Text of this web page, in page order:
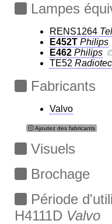
Lampes
RENS1264
E452T Philips
E462 Philips
TE52
Fabricants
Valvo
Ajoutez des fabricants
Visuels
Brochage
Période
H4111D Valvo